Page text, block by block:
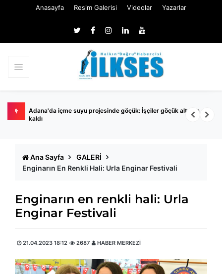
Anasayfa Resim Galerisi Videolar Yazarlar
Bakırköy’de kedilere mama verirken yolu kapatan kadın
yakalandı: Hakkında 150 kayıt çıktı
Ana Sayfa
GALERİ
Enginarın En Renkli Hali: Urla Enginar Festivali
Enginarın en renkli hali: Urla
Enginar Festivali
21.04.2023 18:12 2687 HABER MERKEZİ